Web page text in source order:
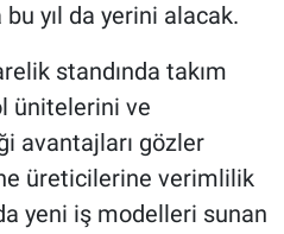
yıl da yerini alacak.
standında takım
ünitelerini ve
avantajları gözler
üreticilerine verimlilik
yeni iş modelleri sunan